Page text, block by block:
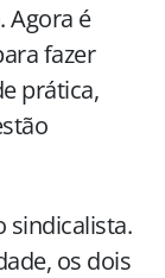
Agora é
fazer
prática,
sindicalista.
os dois